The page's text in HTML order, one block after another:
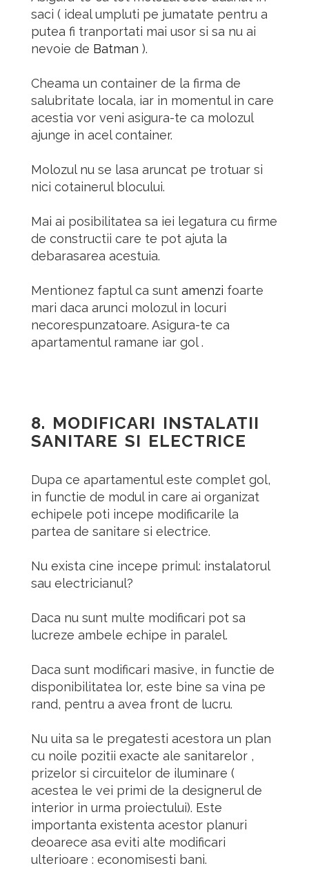
saci ( ideal umpluti pe jumatate pentru a
putea fi tranportati mai usor si sa nu ai
nevoie de Batman ).
Cheama un container de la firma de
salubritate locala, iar in momentul in care
acestia vor veni asigura-te ca molozul
ajunge in acel container.
Molozul nu se lasa aruncat pe trotuar si
nici cotainerul blocului.
Mai ai posibilitatea sa iei legatura cu firme
de constructii care te pot ajuta la
debarasarea acestuia.
Mentionez faptul ca sunt amenzi foarte
mari daca arunci molozul in locuri
necorespunzatoare. Asigura-te ca
apartamentul ramane iar gol .
8. MODIFICARI INSTALATII
SANITARE SI ELECTRICE
Dupa ce apartamentul este complet gol,
in functie de modul in care ai organizat
echipele poti incepe modificarile la
partea de sanitare si electrice.
Nu exista cine incepe primul: instalatorul
sau electricianul?
Daca nu sunt multe modificari pot sa
lucreze ambele echipe in paralel.
Daca sunt modificari masive, in functie de
disponibilitatea lor, este bine sa vina pe
rand, pentru a avea front de lucru.
Nu uita sa le pregatesti acestora un plan
cu noile pozitii exacte ale sanitarelor ,
prizelor si circuitelor de iluminare (
acestea le vei primi de la designerul de
interior in urma proiectului). Este
importanta existenta acestor planuri
deoarece asa eviti alte modificari
ulterioare : economisesti bani.